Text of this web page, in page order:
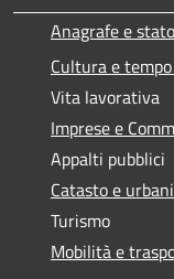
Anagrafe e
Cultura e
Vita lavorativa
Imprese e
Appalti pubblici
Catasto e
Turismo
Mobilità e